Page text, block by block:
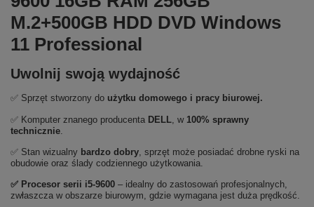
M.2+500GB HDD DVD Windows
11 Professional
Uwolnij swoją wydajność
✅ Sprzęt stworzony do użytku domowego i pracy biurowej.
✅ Komputer znanego producenta DELL, w 100% sprawny
technicznie.
✅ Stan wizualny bardzo dobry, sprzęt może posiadać drobne ryski na
obudowie oraz ślady codziennego użytkowania.
✅ Procesor serii i5-9600 – idealny do zastosowań profesjonalnych,
zwłaszcza w obszarze biurowym, gdzie wymagana jest duża prędkość.